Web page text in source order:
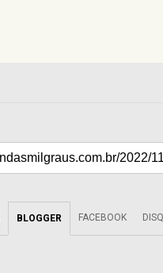
BLOGGER FACEBOOK